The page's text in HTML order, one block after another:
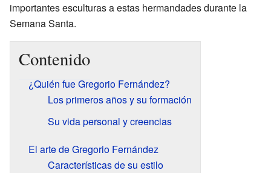
importantes esculturas a estas hermandades durante la
Semana Santa.
Contenido
¿Quién fue Gregorio Fernández?
Los primeros años y su formación
Su vida personal y creencias
El arte de Gregorio Fernández
Características de su estilo